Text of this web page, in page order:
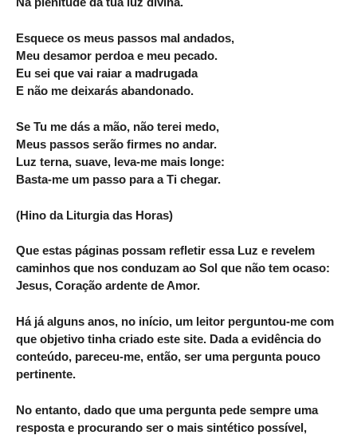
Esquece os meus passos mal andados,
Meu desamor perdoa e meu pecado.
Eu sei que vai raiar a madrugada
E não me deixarás abandonado.
Se Tu me dás a mão, não terei medo,
Meus passos serão firmes no andar.
Luz terna, suave, leva-me mais longe:
Basta-me um passo para a Ti chegar.
(Hino da Liturgia das Horas)
Que estas páginas possam refletir essa Luz e revelem
caminhos que nos conduzam ao Sol que não tem ocaso:
Jesus, Coração ardente de Amor.
Há já alguns anos, no início, um leitor perguntou-me com
que objetivo tinha criado este site. Dada a evidência do
conteúdo, pareceu-me, então, ser uma pergunta pouco
pertinente.
No entanto, dado que uma pergunta pede sempre uma
resposta e procurando ser o mais sintético possível,